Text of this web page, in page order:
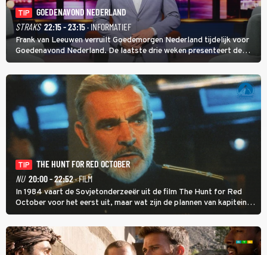
TIP
GOEDENAVOND NEDERLAND
STRAKS 22:15 - 23:15· INFORMATIEF
Frank van Leeuwen verruilt Goedemorgen Nederland tijdelijk voor
Goedenavond Nederland. De laatste drie weken presenteert de
journalist en De Slimste Mens-winnaar deze avondtalkshow om en
om met Sam Hagens, die er al vanaf het begin bij is.
TIP
THE HUNT FOR RED OCTOBER
NU 20:00 - 22:52· FILM
In 1984 vaart de Sovjetonderzeeër uit de film The Hunt for Red
October voor het eerst uit, maar wat zijn de plannen van kapitein
Marko Ramius?